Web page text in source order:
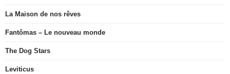
La Maison de nos rêves
Fantômas – Le nouveau monde
The Dog Stars
Leviticus